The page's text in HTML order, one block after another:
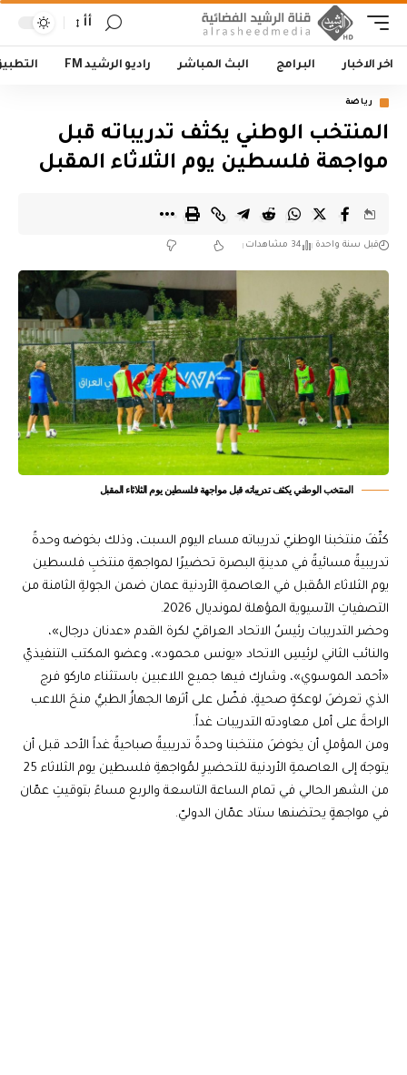
أأ
اخر الاخبار البرامج البث المباشر راديو الرشيد FM
رياضة
المنتخب الوطني يكثف تدريباته قبل
مواجهة فلسطين يوم الثلاثاء المقبل
قبل سنة واحدة 34 مشاهدات
المنتخب الوطني يكثف تدريباته قبل مواجهة فلسطين يوم الثلاثاء المقبل
كثّفَ منتخبنا الوطنيّ تدريباته مساء اليوم السبت، وذلك بخوضه وحدةً
تدريبيةً مسائيةً في مدينةِ البصرة تحضيرًا لمواجهةِ منتخبِ فلسطين
يوم الثلاثاء المُقبل في العاصمةِ الأردنية عمان ضمن الجولةِ الثامنة من
التصفياتِ الآسيوية المؤهلة لمونديال 2026.
وحضر التدريبات رئيسُ الاتحاد العراقيّ لكرة القدم «عدنان درجال»،
والنائب الثاني لرئيسِ الاتحاد «يونس محمود»، وعضو المكتب التنفيذيّ
«أحمد الموسوي»، وشارك فيها جميع اللاعبين باستثناء ماركو فرج
الذي تعرضَ لوعكةٍ صحيةٍ، فضّل على أثرها الجهازُ الطبيُّ منحَ اللاعب
الراحةَ على أمل معاودته التدريبات غداً.
ومن المؤملِ أن يخوضَ منتخبنا وحدةً تدريبيةً صباحيةً غداً الأحد قبل أن
يتوجهَ إلى العاصمةِ الأردنية للتحضيرِ لمُواجهةِ فلسطين يوم الثلاثاء 25
من الشهر الحالي في تمام الساعة التاسعة والربع مساءً بتوقيتِ عمّان
في مواجهةٍ يحتضنها ستاد عمّان الدوليّ.